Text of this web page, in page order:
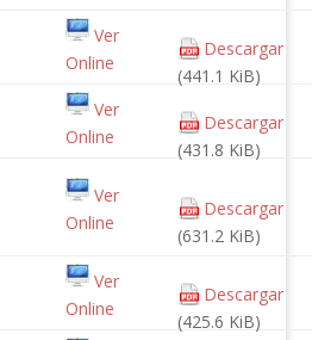
Ver
Online
Descargar
(441.1 KiB)
Ver
Online
Descargar
(431.8 KiB)
Ver
Online
Descargar
(631.2 KiB)
Ver
Online
Descargar
(425.6 KiB)